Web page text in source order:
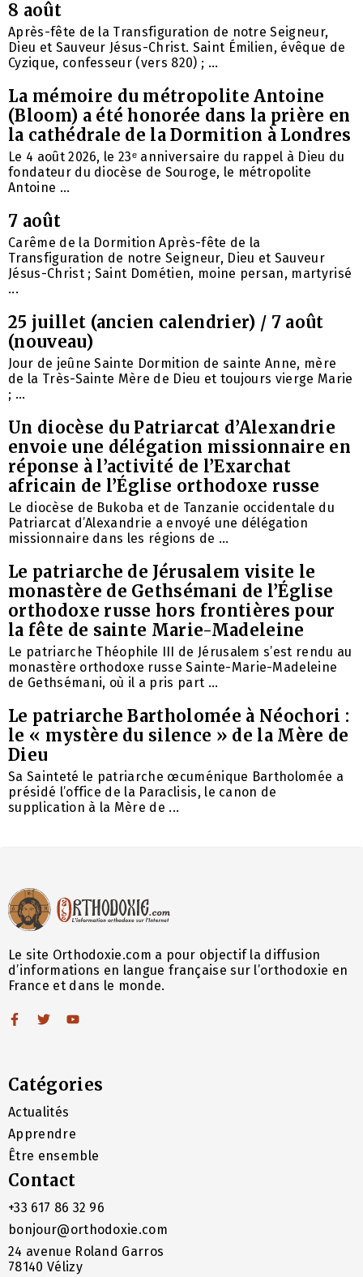
8 août
Après-fête de la Transfiguration de notre Seigneur,
Dieu et Sauveur Jésus-Christ. Saint Émilien, évêque de
Cyzique, confesseur (vers 820) ; ...
La mémoire du métropolite Antoine
(Bloom) a été honorée dans la prière en
la cathédrale de la Dormition à Londres
Le 4 août 2026, le 23ᵉ anniversaire du rappel à Dieu du
fondateur du diocèse de Souroge, le métropolite
Antoine ...
7 août
Carême de la Dormition Après-fête de la
Transfiguration de notre Seigneur, Dieu et Sauveur
Jésus-Christ ; Saint Dométien, moine persan, martyrisé
...
25 juillet (ancien calendrier) / 7 août
(nouveau)
Jour de jeûne Sainte Dormition de sainte Anne, mère
de la Très-Sainte Mère de Dieu et toujours vierge Marie
; ...
Un diocèse du Patriarcat d’Alexandrie
envoie une délégation missionnaire en
réponse à l’activité de l’Exarchat
africain de l’Église orthodoxe russe
Le diocèse de Bukoba et de Tanzanie occidentale du
Patriarcat d’Alexandrie a envoyé une délégation
missionnaire dans les régions de ...
Le patriarche de Jérusalem visite le
monastère de Gethsémani de l’Église
orthodoxe russe hors frontières pour
la fête de sainte Marie-Madeleine
Le patriarche Théophile III de Jérusalem s’est rendu au
monastère orthodoxe russe Sainte-Marie-Madeleine
de Gethsémani, où il a pris part ...
Le patriarche Bartholomée à Néochori :
le « mystère du silence » de la Mère de
Dieu
Sa Sainteté le patriarche œcuménique Bartholomée a
présidé l’office de la Paraclisis, le canon de
supplication à la Mère de ...
Le site Orthodoxie.com a pour objectif la diffusion
d’informations en langue française sur l’orthodoxie en
France et dans le monde.
Catégories
Actualités
Apprendre
Être ensemble
Contact
+33 617 86 32 96
bonjour@orthodoxie.com
24 avenue Roland Garros
78140 Vélizy